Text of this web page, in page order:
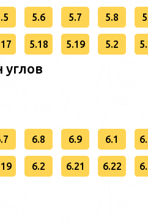
5.6 5.7 5.8
5.18 5.19 5.2
6.8 6.9 6.1
6.2 6.21 6.22